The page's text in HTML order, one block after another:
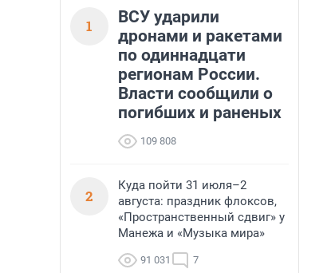
1
ВСУ ударили
дронами и ракетами
по одиннадцати
регионам России.
Власти сообщили о
погибших и раненых
109 808
2
Куда пойти 31 июля–2
августа: праздник флоксов,
«Пространственный сдвиг» у
Манежа и «Музыка мира»
91 031 7